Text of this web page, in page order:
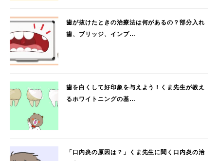
歯が抜けたときの治療法は何があるの？部分入れ
歯、ブリッジ、インプ…
歯を白くして好印象を与えよう！くま先生が教え
るホワイトニングの基…
「口内炎の原因は？」くま先生に聞く口内炎の治